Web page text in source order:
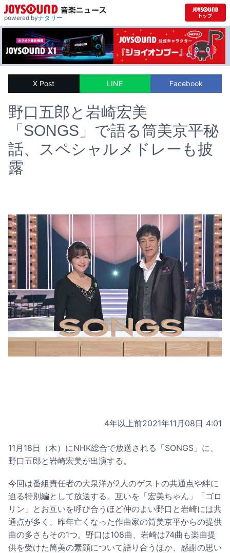
powered byナタリー
X Post LINE Facebook
野口五郎と岩崎宏美
「SONGS」で語る筒美京平秘
話、スペシャルメドレーも披
露
4年以上前2021年11月08日 4:01
11月18日（木）にNHK総合で放送される「SONGS」に、
野口五郎と岩崎宏美が出演する。
今回は番組責任者の大泉洋が2人のゲストの共通点や絆に
迫る特別編として放送する。互いを「宏美ちゃん」「ゴロ
リン」とお互いを呼び合うほど仲のよい野口と岩崎には共
通点が多く、昨年亡くなった作曲家の筒美京平からの提供
曲の多さもその1つ。野口は108曲、岩崎は74曲も楽曲提
供を受けた筒美の素顔について語り合うほか、感謝の思い